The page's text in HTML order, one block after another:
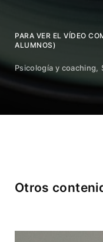
PARA VER EL VÍDEO
ALUMNOS)
Psicología y coaching
Otros